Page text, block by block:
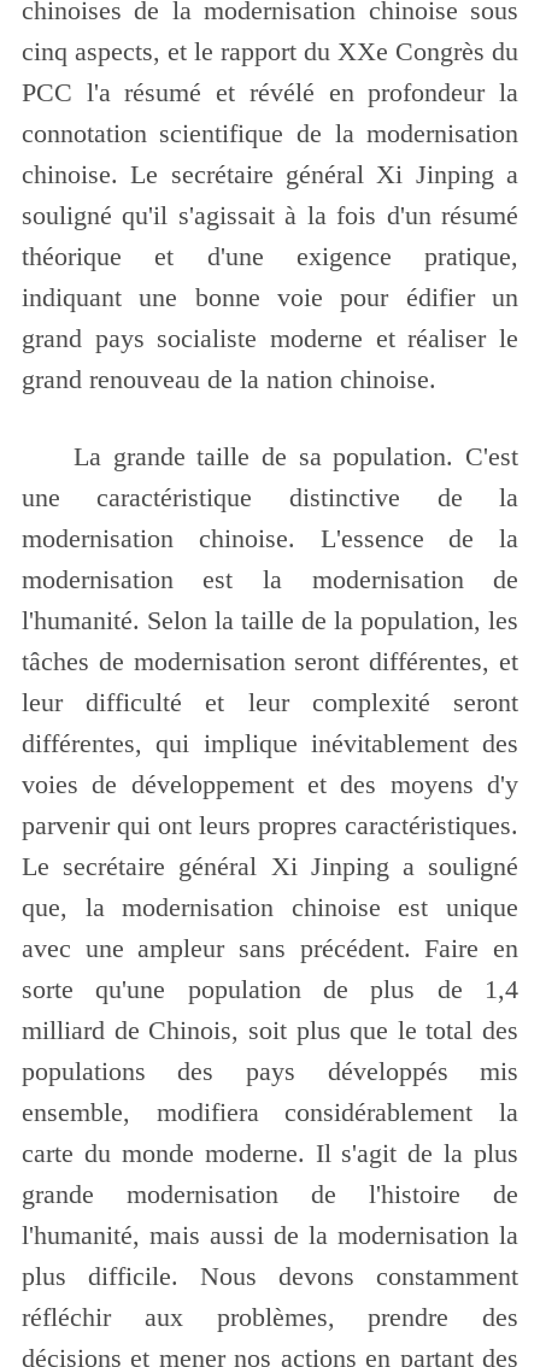
chinoises de la modernisation chinoise sous
cinq aspects, et le rapport du XXe Congrès du
PCC l'a résumé et révélé en profondeur la
connotation scientifique de la modernisation
chinoise. Le secrétaire général Xi Jinping a
souligné qu'il s'agissait à la fois d'un résumé
théorique et d'une exigence pratique,
indiquant une bonne voie pour édifier un
grand pays socialiste moderne et réaliser le
grand renouveau de la nation chinoise.
La grande taille de sa population. C'est
une caractéristique distinctive de la
modernisation chinoise. L'essence de la
modernisation est la modernisation de
l'humanité. Selon la taille de la population, les
tâches de modernisation seront différentes, et
leur difficulté et leur complexité seront
différentes, qui implique inévitablement des
voies de développement et des moyens d'y
parvenir qui ont leurs propres caractéristiques.
Le secrétaire général Xi Jinping a souligné
que, la modernisation chinoise est unique
avec une ampleur sans précédent. Faire en
sorte qu'une population de plus de 1,4
milliard de Chinois, soit plus que le total des
populations des pays développés mis
ensemble, modifiera considérablement la
carte du monde moderne. Il s'agit de la plus
grande modernisation de l'histoire de
l'humanité, mais aussi de la modernisation la
plus difficile. Nous devons constamment
réfléchir aux problèmes, prendre des
décisions et mener nos actions en partant des